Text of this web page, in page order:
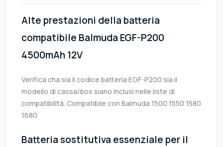
Alte prestazioni della batteria
compatibile Balmuda EGF-P200
4500mAh 12V
Verifica cha sia il codice batteria EGF-P200 sia il
modello di cassa/box siano inclusi nelle liste di
compatibilità. Compatibile con Balmuda 1500 1550 1580
1680
Batteria sostitutiva essenziale per il